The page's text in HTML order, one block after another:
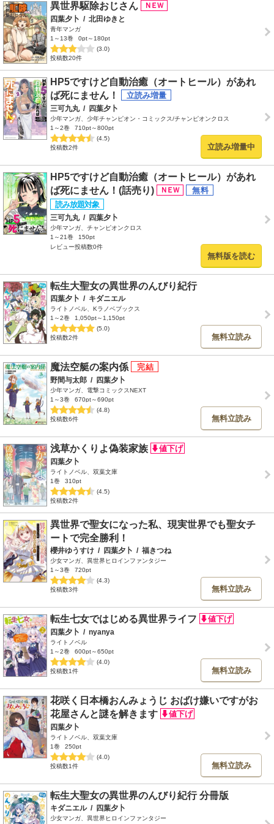
異世界駆除おじさん
四葉夕卜 / 北田ゆきと
青年マンガ
1～13巻
0pt～180pt
(3.0)
投稿数20件
HP5ですけど自動治癒（オートヒール）があれ
ば死にません！
三可九丸 / 四葉夕卜
少年マンガ、少年チャンピオン・コミックス/チャンピオンクロス
1～2巻
710pt～800pt
(4.5)
投稿数2件
立読み増量中
HP5ですけど自動治癒（オートヒール）があれ
ば死にません！(話売り)
三可九丸 / 四葉夕卜
少年マンガ、チャンピオンクロス
1～21巻
150pt
レビュー投稿数0件
無料版を読む
転生大聖女の異世界のんびり紀行
四葉夕卜 / キダニエル
ライトノベル、Kラノベブックス
1～2巻
1,050pt～1,150pt
(5.0)
投稿数2件
無料立読み
魔法空艇の案内係
野間与太郎 / 四葉夕卜
少年マンガ、電撃コミックスNEXT
1～3巻
670pt～690pt
(4.8)
投稿数6件
無料立読み
浅草かくりよ偽装家族
四葉夕卜
ライトノベル、双葉文庫
1巻
310pt
(4.5)
投稿数2件
異世界で聖女になった私、現実世界でも聖女チ
ートで完全勝利！
櫻井ゆうすけ / 四葉夕卜 / 福きつね
少女マンガ、異世界ヒロインファンタジー
1～3巻
720pt
(4.3)
投稿数3件
無料立読み
転生七女ではじめる異世界ライフ
四葉夕卜 / nyanya
ライトノベル
1～2巻
600pt～650pt
(4.0)
投稿数1件
無料立読み
花咲く日本橋おんみょうじ おばけ嫌いですがお
花屋さんと謎を解きます
四葉夕卜
ライトノベル、双葉文庫
1巻
250pt
(4.0)
投稿数1件
無料立読み
転生大聖女の異世界のんびり紀行 分冊版
キダニエル / 四葉夕卜
少女マンガ、異世界ヒロインファンタジー